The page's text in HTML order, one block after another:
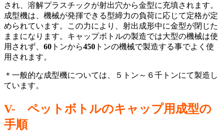
され、溶解プラスチックが射出穴から金型に充填されます。
成型機は、機械が発揮できる型締力の負荷に応じて定格が定
められています。この力により、射出成形中に金型が閉じた
ままになります。キャップボトルの製造では大型の機械は使
用されず、 60 トンから450 トンの機械で製造する事でよく使
用されます。
＊一般的な成型機については、５トン～６千トンにて製造し
ています。
V- ペットボトルのキャップ用成型の
手順